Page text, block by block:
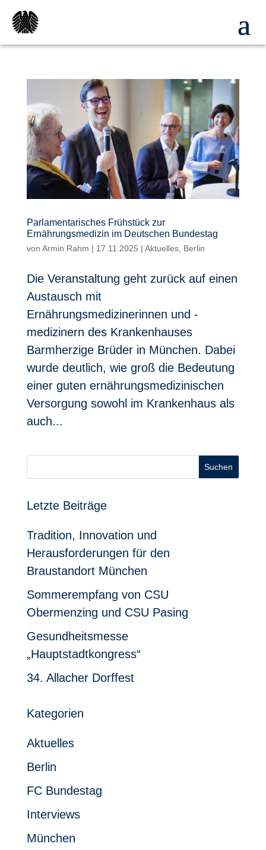
Parlamentarisches Frühstück zur
Ernährungsmedizin im Deutschen Bundestag
von Armin Rahm | 17.11.2025 | Aktuelles, Berlin
Die Veranstaltung geht zurück auf einen
Austausch mit
Ernährungsmedizinerinnen und -
medizinern des Krankenhauses
Barmherzige Brüder in München. Dabei
wurde deutlich, wie groß die Bedeutung
einer guten ernährungsmedizinischen
Versorgung sowohl im Krankenhaus als
auch...
Suchen
Letzte Beiträge
Tradition, Innovation und
Herausforderungen für den
Braustandort München
Sommerempfang von CSU
Obermenzing und CSU Pasing
Gesundheitsmesse
„Hauptstadtkongress“
34. Allacher Dorffest
Kategorien
Aktuelles
Berlin
FC Bundestag
Interviews
München